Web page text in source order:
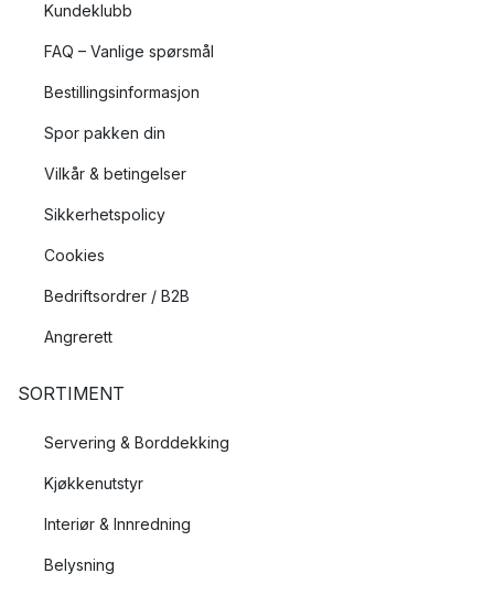
Kundeklubb
FAQ – Vanlige spørsmål
Bestillingsinformasjon
Spor pakken din
Vilkår & betingelser
Sikkerhetspolicy
Cookies
Bedriftsordrer / B2B
Angrerett
SORTIMENT
Servering & Borddekking
Kjøkkenutstyr
Interiør & Innredning
Belysning